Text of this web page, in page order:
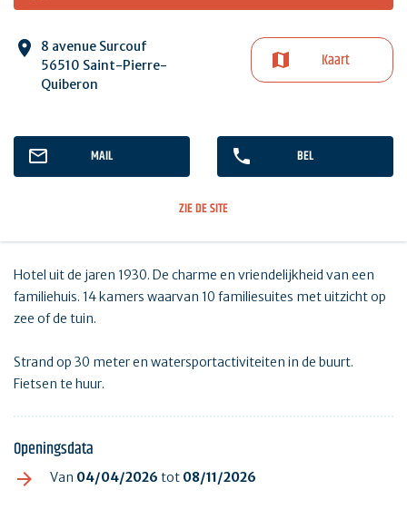
8 avenue Surcouf
56510 Saint-Pierre-
Quiberon
Kaart
MAIL BEL
ZIE DE SITE
Hotel uit de jaren 1930. De charme en vriendelijkheid van een
familiehuis. 14 kamers waarvan 10 familiesuites met uitzicht op
zee of de tuin.
Strand op 30 meter en watersportactiviteiten in de buurt.
Fietsen te huur.
Openingsdata
Van 04/04/2026 tot 08/11/2026